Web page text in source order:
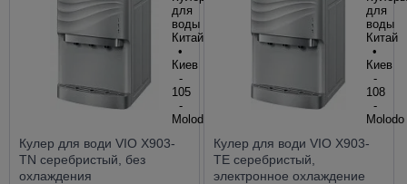
Кулер для води VIO X903-
TN серебристый, без
охлаждения
Кулер для води VIO X903-
TE серебристый,
электронное охлаждение